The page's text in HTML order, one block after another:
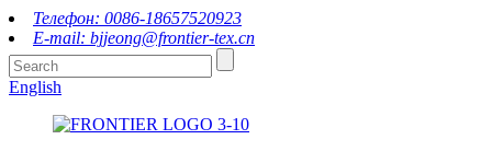
Телефон: 0086-18657520923
E-mail: bjjeong@frontier-tex.cn
English